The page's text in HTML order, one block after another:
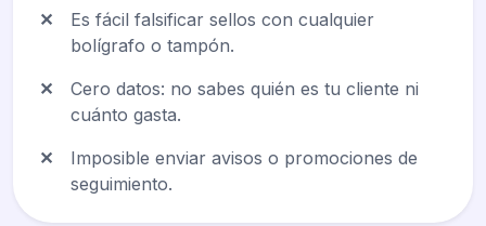
✕
Es fácil falsificar sellos con cualquier
bolígrafo o tampón.
✕
Cero datos: no sabes quién es tu cliente ni
cuánto gasta.
✕
Imposible enviar avisos o promociones de
seguimiento.